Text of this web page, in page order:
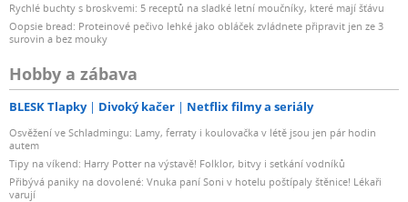
Rychlé buchty s broskvemi: 5 receptů na sladké letní moučníky, které mají šťávu
Oopsie bread: Proteinové pečivo lehké jako obláček zvládnete připravit jen ze 3
surovin a bez mouky
Hobby a zábava
BLESK Tlapky Divoký kačer Netflix filmy a seriály
Osvěžení ve Schladmingu: Lamy, ferraty i koulovačka v létě jsou jen pár hodin
autem
Tipy na víkend: Harry Potter na výstavě! Folklor, bitvy i setkání vodníků
Přibývá paniky na dovolené: Vnuka paní Soni v hotelu poštípaly štěnice! Lékaři
varují